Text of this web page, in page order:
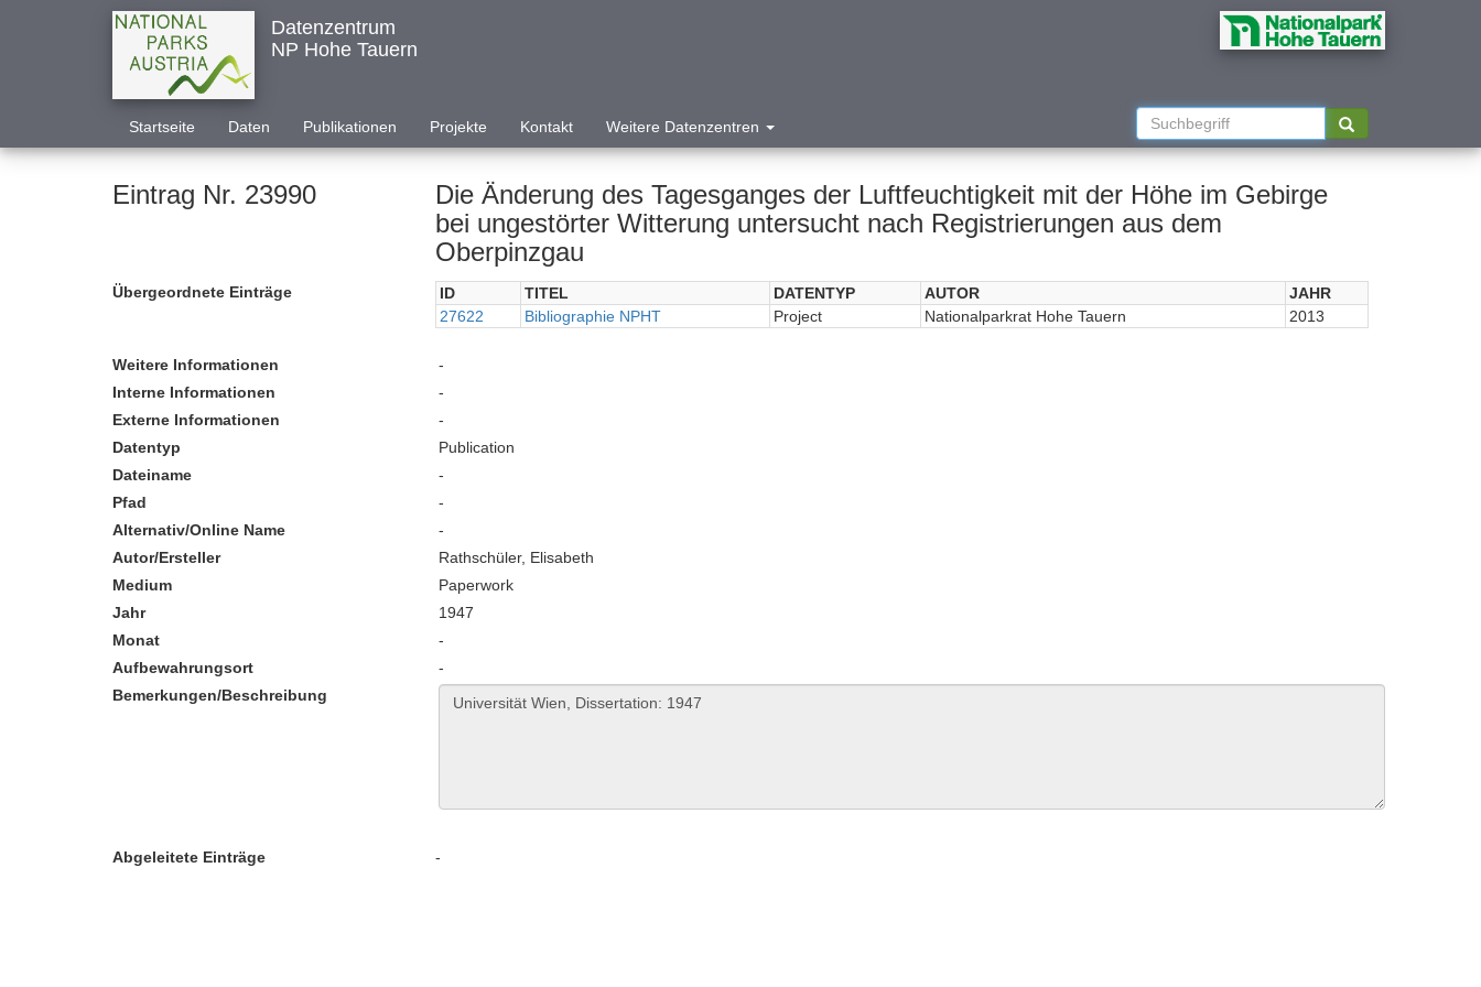
Datenzentrum
NP Hohe Tauern
Startseite Daten Publikationen Projekte Kontakt Weitere Datenzentren
Eintrag Nr. 23990
Die Änderung des Tagesganges der Luftfeuchtigkeit mit der Höhe im Gebirge
bei ungestörter Witterung untersucht nach Registrierungen aus dem
Oberpinzgau
Übergeordnete Einträge ID TITEL DATENTYP AUTOR
JAHR
27622
Bibliographie NPHT Project Nationalparkrat Hohe Tauern 2013
Weitere Informationen
-
Interne Informationen
-
Externe Informationen
-
Datentyp
Publication
Dateiname
-
Pfad
-
Alternativ/Online Name
-
Autor/Ersteller
Rathschüler, Elisabeth
Medium
Paperwork
Jahr
1947
Monat
-
Aufbewahrungsort
-
Bemerkungen/Beschreibung
Abgeleitete Einträge -